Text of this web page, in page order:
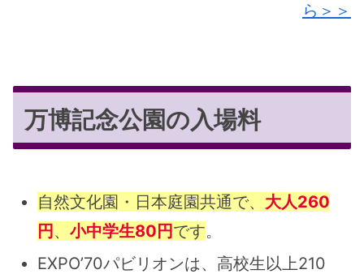
ら＞＞
万博記念公園の入場料
自然文化園・日本庭園共通で、 大人260
円 、 小中学生80円です。
EXPO’70パビリオンは、高校生以上210